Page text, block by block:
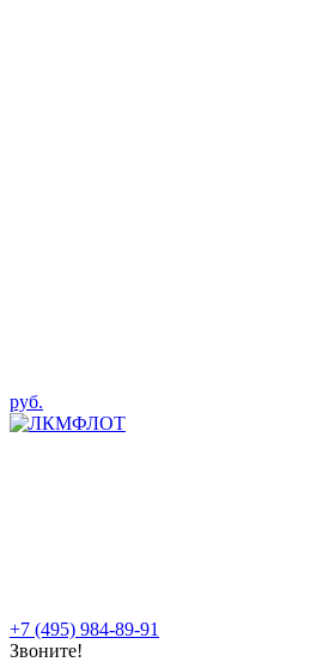
руб.
+7 (495) 984-89-91
Звоните!